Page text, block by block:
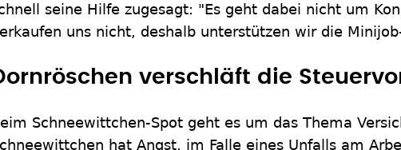
seine Hilfe zugesagt: "Es geht dabei nicht um
uns nicht, deshalb unterstützen wir die
verschläft die
Schneewittchen-Spot geht es um das Thema
hat Angst, im Falle eines Unfalls am